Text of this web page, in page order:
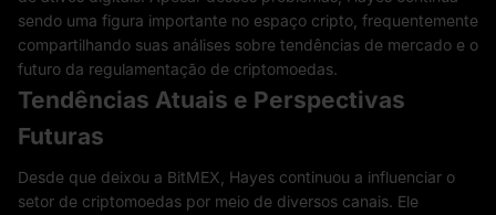
sendo uma figura importante no espaço cripto, frequentemente
compartilhando suas análises sobre tendências de mercado e o
futuro da regulamentação de criptomoedas.
Tendências Atuais e Perspectivas
Futuras
Desde que deixou a BitMEX, Hayes continuou a influenciar o
setor de criptomoedas por meio de diversos canais. Ele